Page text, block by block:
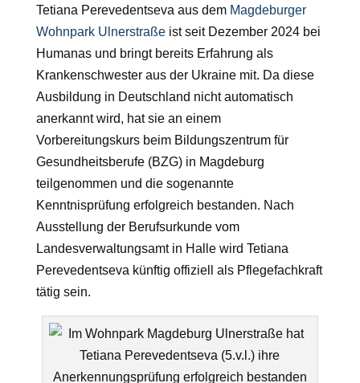
Tetiana Perevedentseva aus dem Magdeburger
Wohnpark Ulnerstraßeist seit Dezember 2024 bei
Humanas und bringt bereits Erfahrung als
Krankenschwester aus der Ukraine mit. Da diese
Ausbildung in Deutschland nicht automatisch
anerkannt wird, hat sie an einem
Vorbereitungskurs beim Bildungszentrum für
Gesundheitsberufe (BZG) in Magdeburg
teilgenommen und die sogenannte
Kenntnisprüfung erfolgreich bestanden. Nach
Ausstellung der Berufsurkunde vom
Landesverwaltungsamt in Halle wird Tetiana
Perevedentseva künftig offiziell als Pflegefachkraft
tätig sein.